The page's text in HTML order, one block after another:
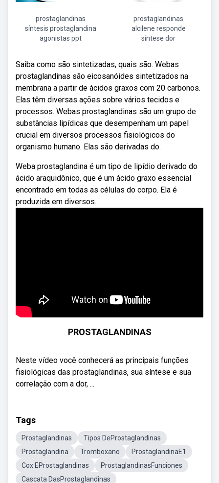
prostaglandinas
síntesis prostaglandina
agonistas ppt
prostaglandinas
alcilene responde
síntese dor
Saiba como são sintetizadas, quais são. Webas
prostaglandinas são eicosanóides sintetizados na
membrana a partir de ácidos graxos com 20 carbonos.
Elas têm diversas ações sobre vários tecidos e
processos. Webas prostaglandinas são um grupo de
substâncias lipídicas que desempenham um papel
crucial em diversos processos fisiológicos do
organismo humano. Elas são derivadas do.
Weba prostaglandina é um tipo de lipídio derivado do
ácido araquidônico, que é um ácido graxo essencial
encontrado em todas as células do corpo. Ela é
produzida em diversos.
PROSTAGLANDINAS
Neste vídeo você conhecerá as principais funções
fisiológicas das prostaglandinas, sua síntese e sua
correlação com a dor, ...
Tags
Prostaglandinas
Tipos DeProstaglandinas
Prostaglandina
Tromboxano
ProstaglandinaE1
Cox EProstaglandinas
ProstaglandinasFunciones
Cascata DasProstaglandinas